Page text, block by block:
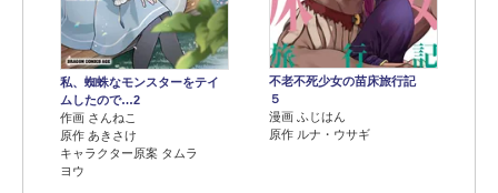
私、蜘蛛なモンスターをテイ
ムしたので…2
作画 さんねこ
原作 あきさけ
キャラクター原案 タムラ
ヨウ
不老不死少女の苗床旅行記
５
漫画 ふじはん
原作 ルナ・ウサギ